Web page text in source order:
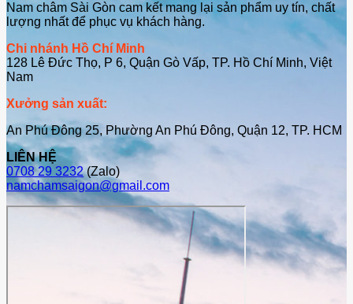
Nam châm Sài Gòn cam kết mang lại sản phẩm uy tín, chất
lượng nhất để phục vụ khách hàng.
Chi nhánh Hồ Chí Minh
128 Lê Đức Thọ, P 6, Quận Gò Vấp, TP. Hồ Chí Minh, Việt
Nam
Xưởng sản xuất:
An Phú Đông 25, Phường An Phú Đông, Quận 12, TP. HCM
LIÊN HỆ
0708 29 3232(Zalo)
namchamsaigon@gmail.com